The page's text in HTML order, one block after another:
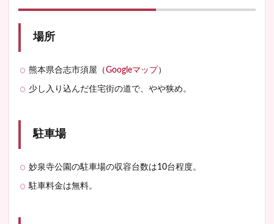
場所
熊本県合志市須屋（Googleマップ ）
少し入り込んだ住宅街の道で、やや狭め。
駐車場
妙泉寺公園の駐車場の収容台数は10台程度。
駐車料金は無料。